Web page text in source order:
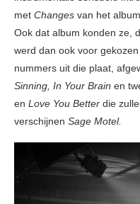
met Changes van het album
Ook dat album konden ze,
werd dan ook voor
nummers uit die plaat,
Sinning, In Your Brain en
en Love You Better die
verschijnen Sage Motel.